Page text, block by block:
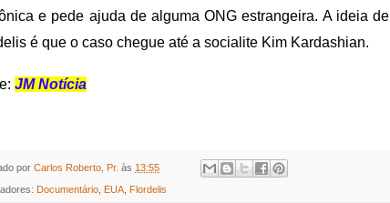
e pede ajuda de alguma ONG estrangeira. A ideia de
é que o caso chegue até a socialite Kim Kardashian.
JM Notícia
por Carlos Roberto, Pr. às 13:55
Documentário EUA Flordelis